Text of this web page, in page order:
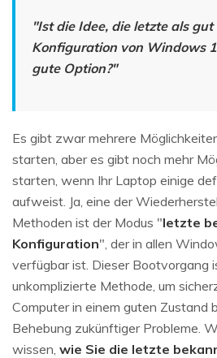
"Ist die Idee, die letzte als
Konfiguration von Windows
gute Option?"
Es gibt zwar mehrere
starten, aber es gibt noch mehr
starten, wenn Ihr Laptop einige
aufweist. Ja, eine der
Methoden ist der Modus "letzte
Konfiguration", der in allen
verfügbar ist. Dieser Bootvorgang
unkomplizierte Methode, um
Computer in einem guten Zustand
Behebung zukünftiger Probleme.
wissen, wie Sie die letzte